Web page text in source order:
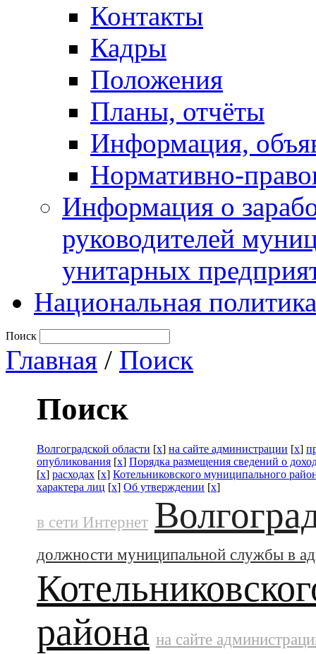
Контакты
Кадры
Положения
Планы, отчёты
Информация,
Нормативно-
Информация о
руководителей
унитарных
Национальная политика
Поиск
Главная / Поиск
Поиск
Волгоградской области [x] на сайте администрации [x]
опубликования [x] Порядка размещения сведений о
[x] расходах [x] Котельниковского муниципального
характера лиц [x] Об утверждении [x]
в сети Интернет
должности муниципальной службы в
района на сайте